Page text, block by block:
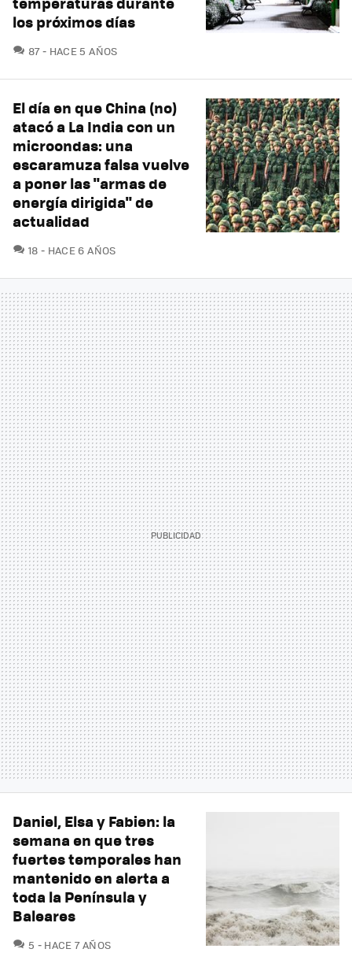
los próximos días
87COMENTARIOS
HACE 5 AÑOS
El día en que China (no)
atacó a La India con un
microondas: una
escaramuza falsa vuelve
a poner las "armas de
energía dirigida" de
actualidad
18 COMENTARIOS
HACE 6 AÑOS
Daniel, Elsa y Fabien: la
semana en que tres
fuertes temporales han
mantenido en alerta a
toda la Península y
Baleares
5 COMENTARIOS
HACE 7 AÑOS